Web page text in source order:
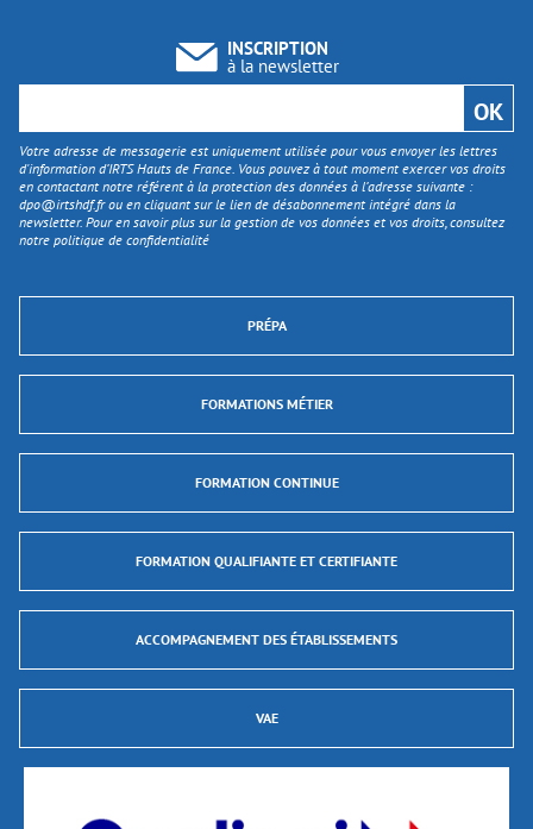
INSCRIPTION
à la newsletter
Votre adresse de messagerie est uniquement utilisée pour vous envoyer les lettres
d'information d’IRTS Hauts de France. Vous pouvez à tout moment exercer vos droits
en contactant notre référent à la protection des données à l’adresse suivante :
dpo@irtshdf.frou en cliquant sur le lien de désabonnement intégré dans la
newsletter. Pour en savoir plus sur la gestion de vos données et vos droits, consultez
notre politique de confidentialité
PRÉPA
FORMATIONS MÉTIER
FORMATION CONTINUE
FORMATION QUALIFIANTE ET CERTIFIANTE
ACCOMPAGNEMENT DES ÉTABLISSEMENTS
VAE